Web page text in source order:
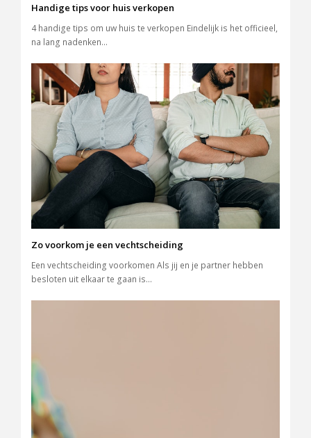
Handige tips voor huis verkopen
4 handige tips om uw huis te verkopen Eindelijk is het officieel,
na lang nadenken…
Zo voorkom je een vechtscheiding
Een vechtscheiding voorkomen Als jij en je partner hebben
besloten uit elkaar te gaan is…